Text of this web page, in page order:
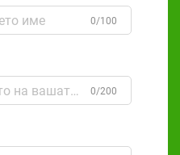
0/100
0/200